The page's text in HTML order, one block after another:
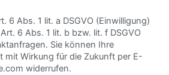
6 Abs. 1 lit. a DSGVO (Einwilligung)
6 Abs. 1 lit. b bzw. lit. f DSGVO
Sie können Ihre
mit Wirkung für die Zukunft per E-
widerrufen.